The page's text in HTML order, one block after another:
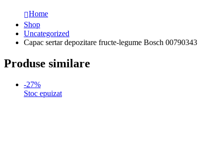
Home
Shop
Uncategorized
Capac sertar depozitare fructe-legume Bosch 00790343
Produse similare
-27%
Stoc epuizat